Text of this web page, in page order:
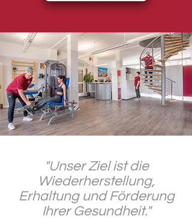
"Unser Ziel ist die
Wiederherstellung,
Erhaltung und Förderung
Ihrer Gesundheit."